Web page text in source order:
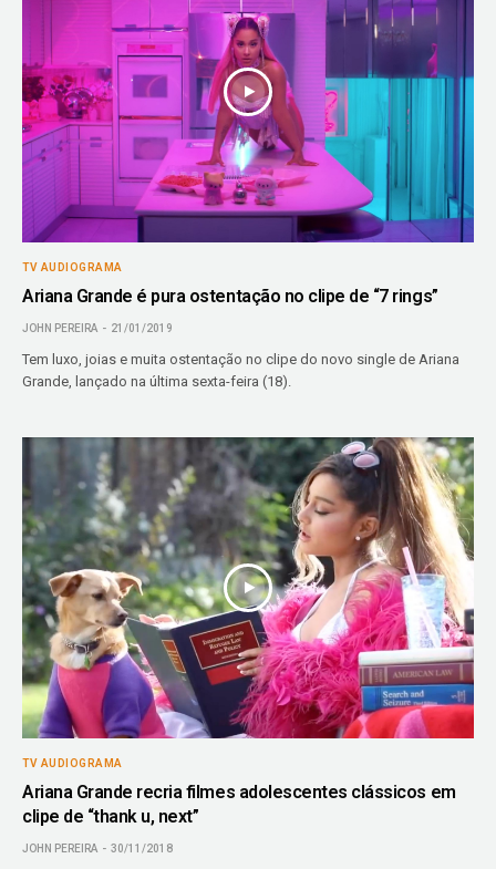
TV AUDIOGRAMA
Ariana Grande é pura ostentação no clipe de “7 rings”
JOHN PEREIRA 21/01/2019
Tem luxo, joias e muita ostentação no clipe do novo single de Ariana
Grande, lançado na última sexta-feira (18).
TV AUDIOGRAMA
Ariana Grande recria filmes adolescentes clássicos em
clipe de “thank u, next”
JOHN PEREIRA 30/11/2018